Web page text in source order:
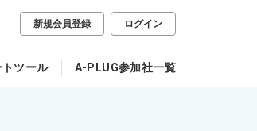
新規会員登録 ログイン
ツール A-PLUG参加社一覧